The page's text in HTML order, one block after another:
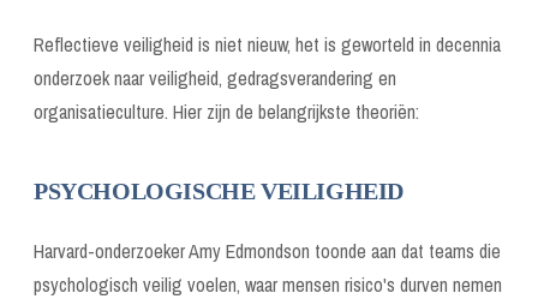
Reflectieve veiligheid is niet nieuw, het is geworteld in decennia
onderzoek naar veiligheid, gedragsverandering en
organisatieculture. Hier zijn de belangrijkste theoriën:
PSYCHOLOGISCHE VEILIGHEID
Harvard-onderzoeker Amy Edmondson toonde aan dat teams die
psychologisch veilig voelen, waar mensen risico's durven nemen